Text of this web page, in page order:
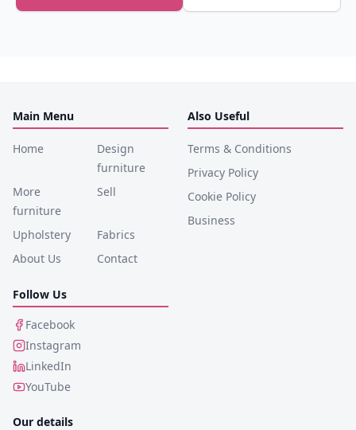
Main Menu
Home
Design
furniture
More
furniture
Sell
Upholstery
Fabrics
About Us
Contact
Also Useful
Terms & Conditions
Privacy Policy
Cookie Policy
Business
Follow Us
Facebook
Instagram
LinkedIn
YouTube
Our details